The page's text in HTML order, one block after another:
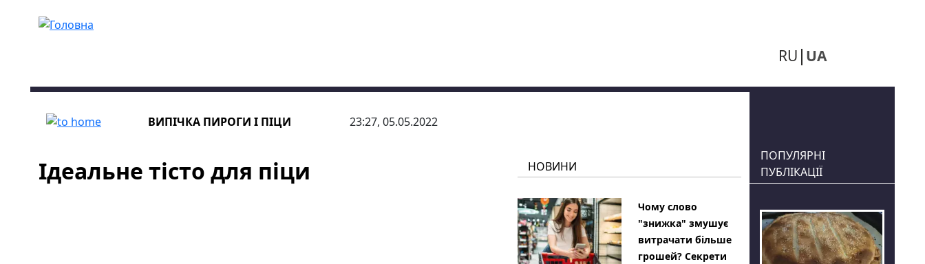
RU UA
ВИПІЧКА ПИРОГИ І ПІЦИ 23:27, 05.05.2022
Ідеальне тісто для піци НОВИНИ
Чому слово
"знижка" змушує
витрачати більше
грошей? Секрети
ПОПУЛЯРНІ
ПУБЛІКАЦІЇ